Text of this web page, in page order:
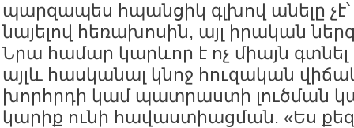
պարզապես հպանցիկ գլխով անելը
նայելով հեռախոսին, այլ իրական
Նրա համար կարևոր է ոչ միայն գտնել
այլև հասկանալ կնոջ հուզական
խորհրդի կամ պատրաստի լուծման
կարիք ունի հավաստիացման. «Ես քեզ